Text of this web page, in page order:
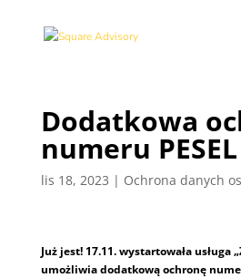
Dodatkowa
numeru PESEL
lis 18, 2023 | Ochrona danych
Już jest! 17.11. wystartowała usługa
umożliwia dodatkową ochronę